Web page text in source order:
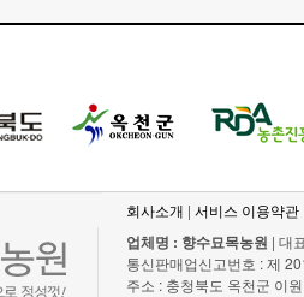
회사소개 | 서비스 이용약관
업체명 : 향수묘목농원 | 대
통신판매업신고번호 : 제
주소 : 충청북도 옥천군 이